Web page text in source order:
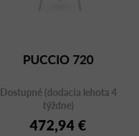
PUCCIO 720
Dostupné (dodacia lehota 4
týždne)
472,94 €